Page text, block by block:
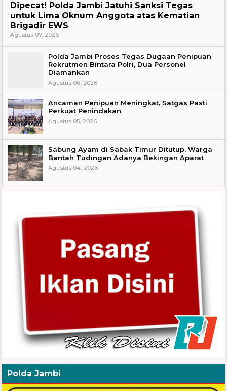
Dipecat! Polda Jambi Jatuhi Sanksi Tegas
untuk Lima Oknum Anggota atas Kematian
Brigadir EWS
Agustus 07, 2026
Polda Jambi Proses Tegas Dugaan Penipuan
Rekrutmen Bintara Polri, Dua Personel
Diamankan
Agustus 06, 2026
Ancaman Penipuan Meningkat, Satgas Pasti
Perkuat Penindakan
Agustus 05, 2026
Sabung Ayam di Sabak Timur Ditutup, Warga
Bantah Tudingan Adanya Bekingan Aparat
Agustus 04, 2026
Polda Jambi